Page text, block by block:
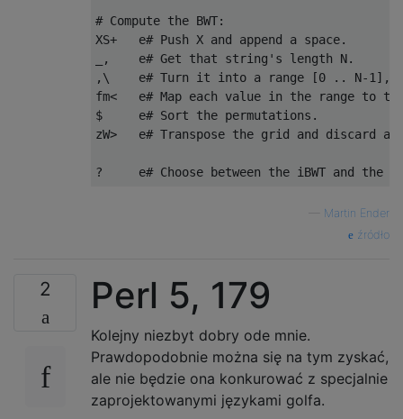
# Compute the BWT:
XS+   e# Push X and append a space.
_,    e# Get that string's length N.
,\    e# Turn it into a range [0 .. N-1],
fm<   e# Map each value in the range to
$     e# Sort the permutations.
zW>   e# Transpose the grid and
Martin Ender
źródło
2 Perl 5, 179
Kolejny niezbyt dobry ode mnie.
Prawdopodobnie można się na tym zyskać,
ale nie będzie ona konkurować z specjalnie
zaprojektowanymi językami golfa.